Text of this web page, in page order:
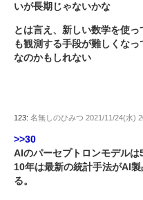
いが長期じゃないかな
とは言え、新しい数学を使
も観測する手段が難しくな
なのかもしれない
123: 名無しのひみつ 2021/11/24(水)
>>30
AIのパーセプトロンモデル
10年は最新の統計手法がAI
る。